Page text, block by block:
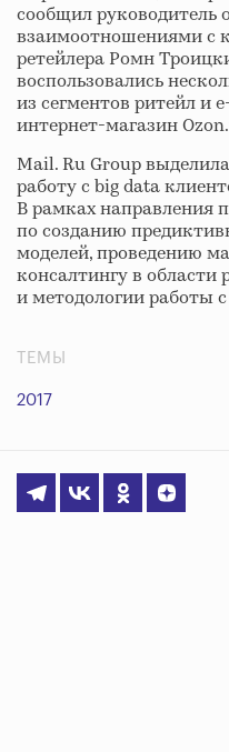
сообщил руководитель
взаимоотношениями с
ретейлера Ромн
воспользовались
из сегментов ритейл и
интернет-магазин
Mail. Ru Group
работу с big data
В рамках направления
по созданию
моделей, проведению
консалтингу в
и методологии работы
ТЕМЫ
2017